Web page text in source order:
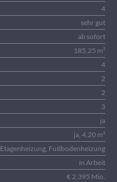
4
sehr gut
ab sofort
185,25 m²
4
2
2
3
ja
ja, 4,20 m²
Etagenheizung, Fußbodenheizung
in Arbeit
€ 2,395 Mio.